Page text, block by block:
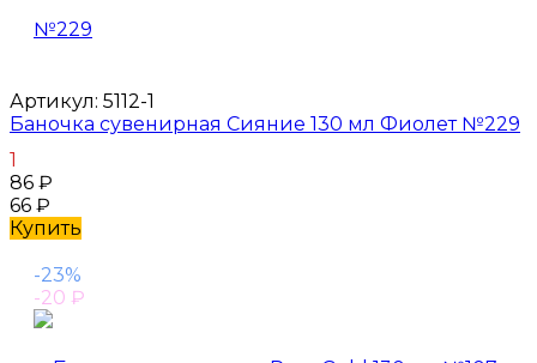
Артикул: 5112-1
Баночка сувенирная Сияние 130 мл Фиолет №229
1
86 ₽
66 ₽
Купить
-23%
-20 ₽